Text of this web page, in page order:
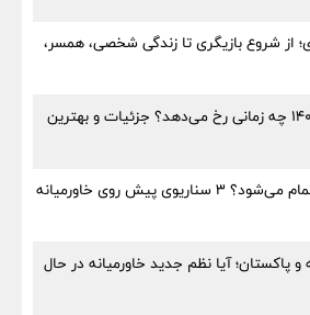
از شروع بازیگری تا زندگی شخصی، همسر،
کسوف بزرگ مرداد ۱۴۰۵ چه زمانی رخ می‌دهد؟ جزئیات و بهترین
جنگ ایران و آمریکا تمام می‌شود؟ ۳ سناریوی پیش روی خاورمیانه
و پاکستان؛ آیا نظم جدید خاورمیانه در حال